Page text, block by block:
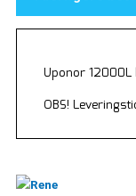
Uponor
OBS!